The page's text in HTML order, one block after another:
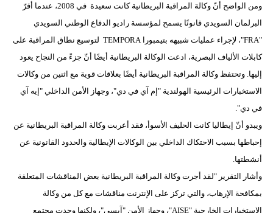
ومن الواضح أنّ وكالة المراقبة البريطانية كانت سعيدة في 2008، عندما أقرّ
البرلمان السويدي قانونًا يسمح لمؤسسة راديو الدفاع الوطني السويدي
"FRA"، لإجراء عمليات شبيهه بتيمبورا TEMPORA لتوسيع نطاق المراقبة على
كابلات الألياف البصرية، ادعت الوكالة البريطانية أيضًا أنّ جزءً من النجاح يعود
إليها. وتحتفظ وكالة المراقبة البريطانية أيضًا بعلاقات قوية مع اثنين من وكالات
الاستخبارات الرئيسية الهولندية "إم آي في دي"، وجهاز الأمن الداخلي "إيه آي
في دي".
ويبدو أنّ إيطاليا كانت الحليف الأسوأ، فقد أعربت وكالة المراقبة البريطانية عن
إحباطها بسبب الاحتكاك الداخلي بين الوكالات الإيطالية والحدود القانونية عن
أنشطتها.
وأشار التقرير "لقد أجرت وكالة المراقبة البريطانية بعض المناقشات المتعلقة
بمكافحة الإرهاب، والتي تركز على الإنترنت مناقشات مع كل من وكالة
الاستخبارات الخارجية "AISE"، وجهاز الأمن "آيسي"، ولكنها وجدت مجتمع